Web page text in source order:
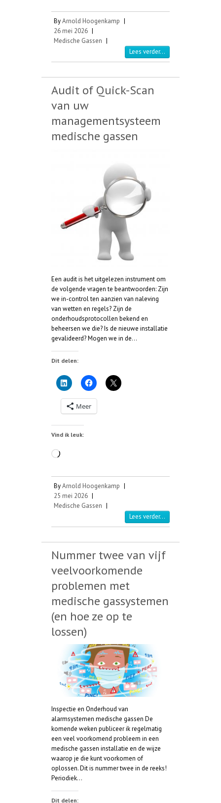
ByArnold Hoogenkamp |
26 mei 2026 |
Medische Gassen |
Lees verder...
Audit of Quick-Scan
van uw
managementsysteem
medische gassen
Een audit is het uitgelezen instrument om
de volgende vragen te beantwoorden: Zijn
we in-control ten aanzien van naleving
van wetten en regels? Zijn de
onderhoudsprotocollen bekend en
beheersen we die? Is de nieuwe installatie
gevalideerd? Mogen we in de…
Dit delen:
Meer
Vind ik leuk:
Aan
ByArnold Hoogenkamp |
25 mei 2026 |
Medische Gassen |
Lees verder...
Nummer twee van vijf
veelvoorkomende
problemen met
medische gassystemen
(en hoe ze op te
lossen)
Inspectie en Onderhoud van
alarmsystemen medische gassen De
komende weken publiceer ik regelmatig
een veel voorkomend probleem in een
medische gassen installatie en de wijze
waarop je die kunt voorkomen of
oplossen. Dit is nummer twee in de reeks!
Periodiek…
Dit delen: